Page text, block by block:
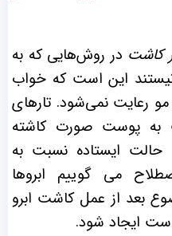
کاشت در روش‌هایی که به
این است که خواب
رعایت نمی‌شود. تارهای
به پوست صورت کاشته
حالت ایستاده نسبت به
می گوییم ابروها
بعد از عمل کاشت ابرو
ایجاد شود.